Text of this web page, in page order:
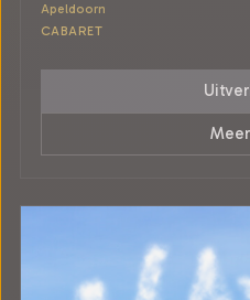
Apeldoorn
CABARET